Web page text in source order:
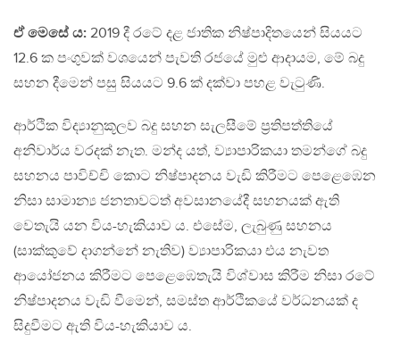
ඒ මෙසේ ය: 2019 දී රටේ දළ ජාතික නිෂ්පාදිතයෙන් සියයට
12.6 ක පංගුවක් වශයෙන් පැවති රජයේ මුළු ආදායම, මේ බදු
සහන දීමෙන් පසු සියයට 9.6 ක් දක්වා පහළ වැටුණි.
ආර්ථික විද්‍යානුකූලව බදු සහන සැලසීමේ ප්‍රතිපත්තියේ
අනිවාර්ය වරදක් නැත. මන්ද යත්, ව්‍යාපාරිකයා තමන්ගේ බදු
සහනය පාවිච්චි කොට නිෂ්පාදනය වැඩි කිරීමට පෙළෙඹෙන
නිසා සාමාන්‍ය ජනතාවටත් අවසානයේදී සහනයක් ඇති
වෙතැයි යන විය-හැකියාව ය. එසේම, ලැබුණු සහනය
(සාක්කුවේ දාගන්නේ නැතිව) ව්‍යාපාරිකයා එය නැවත
ආයෝජනය කිරීමට පෙළෙඹෙතැයි විශ්වාස කිරීම නිසා රටේ
නිෂ්පාදනය වැඩි වීමෙන්, සමස්ත ආර්ථිකයේ වර්ධනයක් ද
සිදුවීමට ඇති විය-හැකියාව ය.